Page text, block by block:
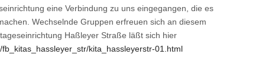
eine Verbindung zu uns eingegangen, die es
Wechselnde Gruppen erfreuen sich an diesem
Haßleyer Straße läßt sich hier
kita_hassleyerstr-01.html